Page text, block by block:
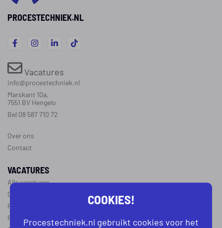
PROCESTECHNIEK.NL
Vacatures
info@procestechniek.nl
Marskant 10a,
7551 BV Hengelo
Bel 08 587 710 72
Over ons
Contact
VACATURES
Alle vacatures
Operator vacatures
Productiemedewerker vacatures
Ploegleider vacatures
COOKIES!
Procestechniek.nl gebruikt cookies voor het